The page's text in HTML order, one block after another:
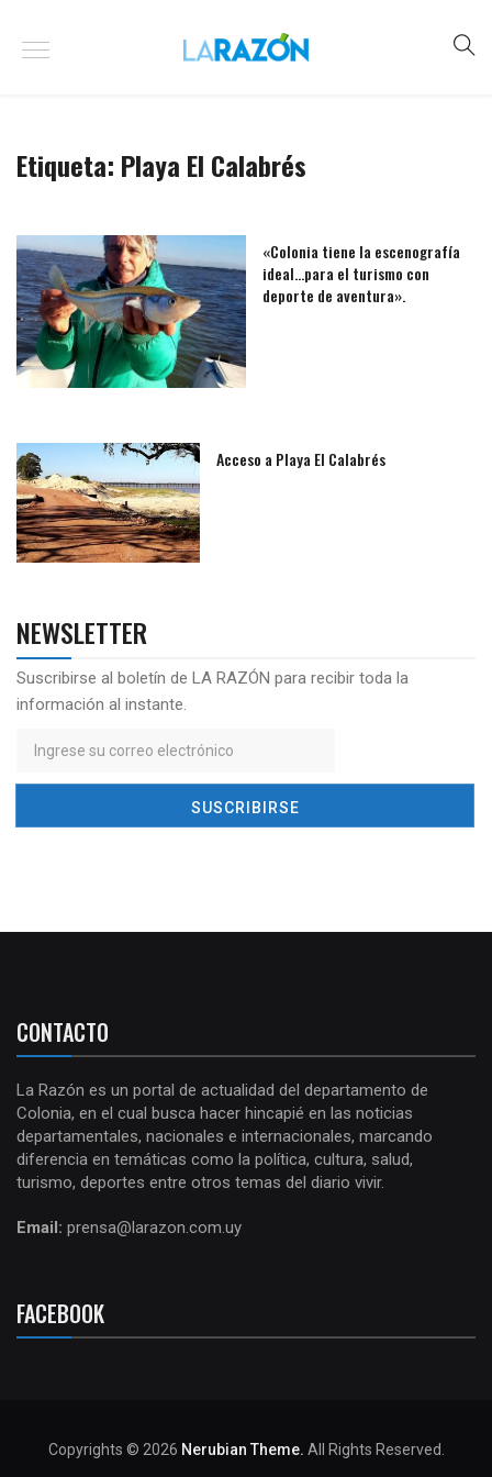
Etiqueta: Playa El Calabrés
«Colonia tiene la escenografía
ideal…para el turismo con
deporte de aventura».
Acceso a Playa El Calabrés
NEWSLETTER
Suscribirse al boletín de LA RAZÓN para recibir toda la
información al instante.
CONTACTO
La Razón es un portal de actualidad del departamento de
Colonia, en el cual busca hacer hincapié en las noticias
departamentales, nacionales e internacionales, marcando
diferencia en temáticas como la política, cultura, salud,
turismo, deportes entre otros temas del diario vivir.
Email: prensa@larazon.com.uy
FACEBOOK
Copyrights © 2026 Nerubian Theme. All Rights Reserved.